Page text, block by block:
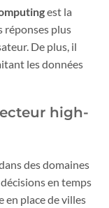
est la
réponses plus
De plus, il
les données
high-
des domaines
en temps
en place de villes